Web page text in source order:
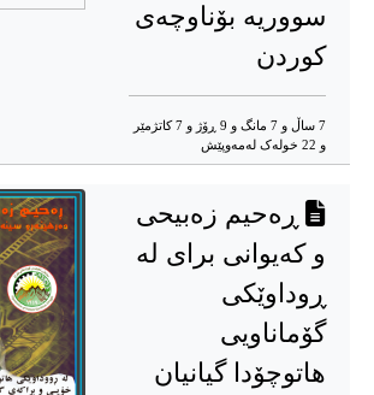
سووریە بۆناوچەی
کوردن
7 ساڵ و 7 مانگ و 9 ڕۆژ و 7 کاتژمێر
و 22 خوله‌ک له‌مه‌وپێش‌
ڕه‌حیم زه‌بیحی
و که‌یوانی برای له‌
ڕوداوێکی
گۆماناویی
هاتوچۆدا گیانیان